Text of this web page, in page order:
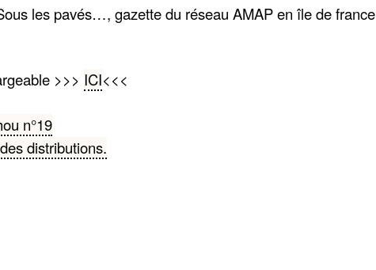
les pavés…, gazette du réseau AMAP en île de france
>>> ICI<<<
n°19
distributions.